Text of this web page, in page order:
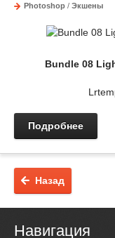
Photoshop / Экшены
Bundle 08
Подробнее
Назад
Навигация